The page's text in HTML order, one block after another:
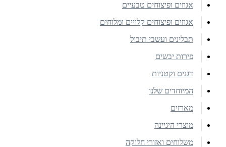
אגוזים ופיצוחים טבעיים
אגוזים ופיצוחים קלויים ומלוחים
תבלינים ועשבי תיבול
פירות יבשים
דגנים וקטניות
המיוחדים שלנו
מארזים
מוצרי היגיינה
משלוחים ואזורי חלוקה